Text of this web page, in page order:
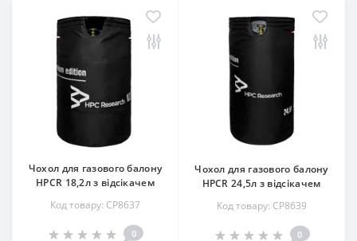
Чохол для газового балону
HPCR 18,2л з відсікачем
Код товару: СP8637
0
Чохол для газового балону
HPCR 24,5л з відсікачем
Код товару: СP8639
0